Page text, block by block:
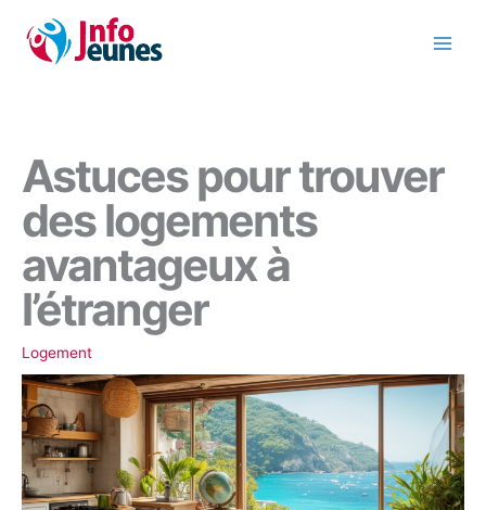
contenu
Astuces pour trouver
des logements
avantageux à
l’étranger
Logement